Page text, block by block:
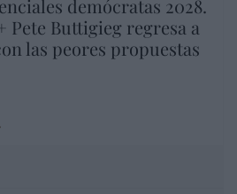
demócratas 2028.
Pete Buttigieg regresa a
las peores propuestas